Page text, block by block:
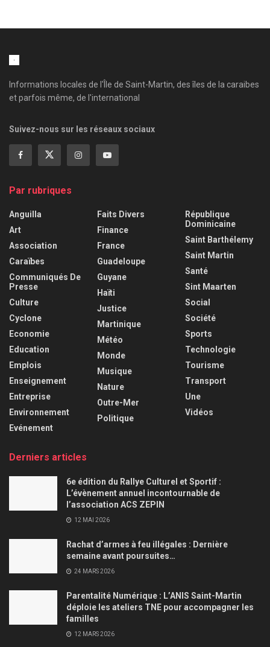
Informations locales de l'Île de Saint-Martin, des îles de la caraibes
et parfois même, de l'international
Suivez-nous sur les réseaux sociaux
Par rubriques
Anguilla
Art
Association
Caraïbes
Communiqués De
Presse
Culture
Cyclone
Economie
Education
Emplois
Enseignement
Entreprise
Environnement
Evénement
Faits Divers
Finance
France
Guadeloupe
Guyane
Haïti
Justice
Martinique
Météo
Monde
Musique
Nature
Outre-Mer
Politique
République
Dominicaine
Saint Barthélemy
Saint Martin
Santé
Sint Maarten
Social
Société
Sports
Technologie
Tourisme
Transport
Une
Vidéos
Derniers articles
6e édition du Rallye Culturel et Sportif :
L’évènement annuel incontournable de
l’association ACS ZEPIN
12 MAI 2026
Rachat d’armes à feu illégales : Dernière
semaine avant poursuites…
24 MARS 2026
Parentalité Numérique : L’ANIS Saint-Martin
déploie les ateliers TNE pour accompagner les
familles
12 MARS 2026